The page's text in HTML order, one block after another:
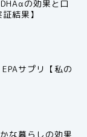
の効果と口
結果】
サプリ【私の
かな暮らしの効果